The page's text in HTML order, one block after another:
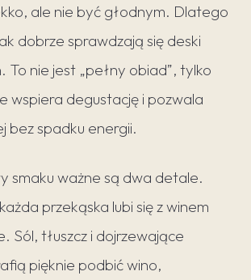
ale nie być głodnym. Dlatego
dobrze sprawdzają się deski
To nie jest „pełny obiad”, tylko
wspiera degustację i pozwala
bez spadku energii.
smaku ważne są dwa detale.
przekąska lubi się z winem
Sól, tłuszcz i dojrzewające
pięknie podbić wino,